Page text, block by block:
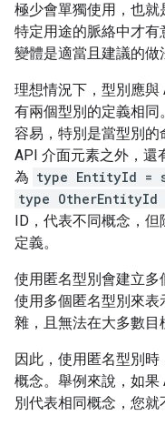
極少會單獨使用，也
特定用途的脈絡中才
變體是適當且建議的做
理想情況下，型別應
有兩個型別的定義相
容易，特別是當型別的
API 介面元素之外，還
為 type EntityId
type
ID，代表不同概念，
定義。
使用匿名型別會建立
使用多個匿名型別來
雜，且無法在大多數目
因此，使用匿名型別
概念。舉例來說，如
別代表相同概念，您就